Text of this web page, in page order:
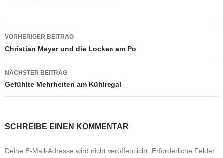
b
o
o
k
A
p
n
er
Li
k
Beitrags-
Navigation
VORHERIGER BEITRAG
Christian Meyer und die Locken am Po
NÄCHSTER BEITRAG
Gefühlte Mehrheiten am Kühlregal
SCHREIBE EINEN KOMMENTAR
Deine E-Mail-Adresse wird nicht veröffentlicht. Erforderliche Felder